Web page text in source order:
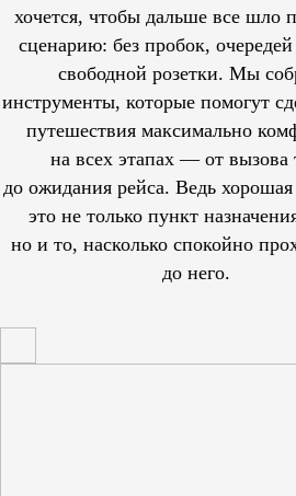
хочется, чтобы дальше все шло
сценарию: без пробок,
свободной розетки. Мы
инструменты, которые помогут
путешествия максимально
на всех этапах — от вызова
до ожидания рейса. Ведь
это не только пункт
но и то, насколько спокойно
до него.